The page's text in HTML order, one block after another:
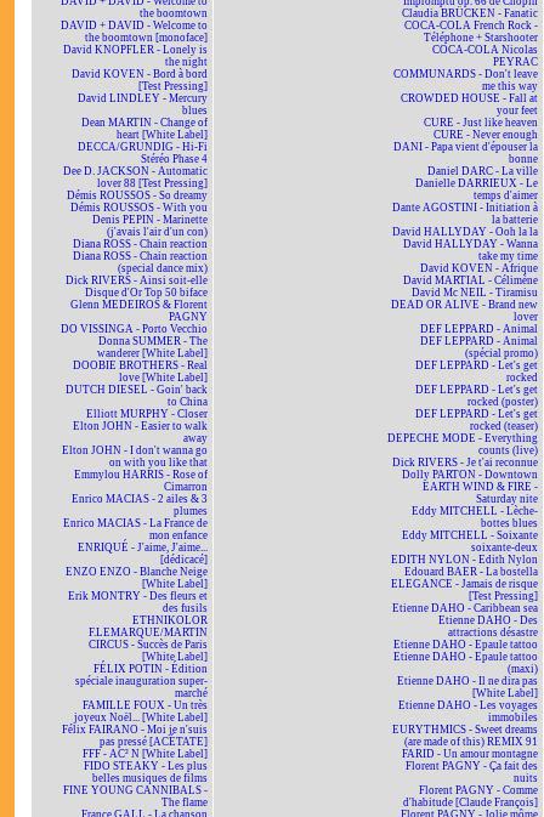
the boomtown
DAVID + DAVID - Welcome to
the boomtown [monoface]
David KNOPFLER - Lonely is
the night
David KOVEN - Bord à bord
[Test Pressing]
David LINDLEY - Mercury
blues
Dean MARTIN - Change of
heart [White Label]
DECCA/GRUNDIG - Hi-Fi
Stéréo Phase 4
Dee D. JACKSON - Automatic
lover 88 [Test Pressing]
Démis ROUSSOS - So dreamy
Démis ROUSSOS - With you
Denis PEPIN - Marinette
(j'avais l'air d'un con)
Diana ROSS - Chain reaction
Diana ROSS - Chain reaction
(special dance mix)
Dick RIVERS - Ainsi soit-elle
Disque d'Or Top 50 biface
Glenn MEDEIROS & Florent
PAGNY
DO VISSINGA - Porto Vecchio
Donna SUMMER - The
wanderer [White Label]
DOOBIE BROTHERS - Real
love [White Label]
DUTCH DIESEL - Goin' back
to China
Elliott MURPHY - Closer
Elton JOHN - Easier to walk
away
Elton JOHN - I don't wanna go
on with you like that
Emmylou HARRIS - Rose of
Cimarron
Enrico MACIAS - 2 ailes & 3
plumes
Enrico MACIAS - La France de
mon enfance
ENRIQUÉ - J'aime, J'aime...
[dédicacé]
ENZO ENZO - Blanche Neige
[White Label]
Erik MONTRY - Des fleurs et
des fusils
ETHNIKOLOR
F.LEMARQUE/MARTIN
CIRCUS - Succès de Paris
[White Label]
FÉLIX POTIN - Édition
spéciale inauguration super-
marché
FAMILLE FOUX - Un très
joyeux Noël... [White Label]
Félix FAIRANO - Moi je n'suis
pas pressé [ACÉTATE]
FFF - AC² N [White Label]
FIDO STEAKY - Les plus
belles musiques de films
FINE YOUNG CANNIBALS -
The flame
France GALL - La chanson
Claudia BRÜCKEN - Fanatic
COCA-COLA French Rock -
Téléphone + Starshooter
COCA-COLA Nicolas
PEYRAC
COMMUNARDS - Don't leave
me this way
CROWDED HOUSE - Fall at
your feet
CURE - Just like heaven
CURE - Never enough
DANI - Papa vient d'épouser la
bonne
Daniel DARC - La ville
Danielle DARRIEUX - Le
temps d'aimer
Dante AGOSTINI - Initiation à
la batterie
David HALLYDAY - Ooh la la
David HALLYDAY - Wanna
take my time
David KOVEN - Afrique
David MARTIAL - Célimène
David Mc NEIL - Tiramisu
DEAD OR ALIVE - Brand new
lover
DEF LEPPARD - Animal
DEF LEPPARD - Animal
(spécial promo)
DEF LEPPARD - Let's get
rocked
DEF LEPPARD - Let's get
rocked (poster)
DEF LEPPARD - Let's get
rocked (teaser)
DEPECHE MODE - Everything
counts (live)
Dick RIVERS - Je t'ai reconnue
Dolly PARTON - Downtown
EARTH WIND & FIRE -
Saturday nite
Eddy MITCHELL - Lèche-
bottes blues
Eddy MITCHELL - Soixante
soixante-deux
EDITH NYLON - Edith Nylon
Edouard BAER - La bostella
ELEGANCE - Jamais de risque
[Test Pressing]
Etienne DAHO - Caribbean sea
Etienne DAHO - Des
attractions désastre
Etienne DAHO - Epaule tattoo
Etienne DAHO - Epaule tattoo
(maxi)
Etienne DAHO - Il ne dira pas
[White Label]
Etienne DAHO - Les voyages
immobiles
EURYTHMICS - Sweet dreams
(are made of this) REMIX 91
FARID - Un amour montagne
Florent PAGNY - Ça fait des
nuits
Florent PAGNY - Comme
d'habitude [Claude François]
Florent PAGNY - Jolie môme